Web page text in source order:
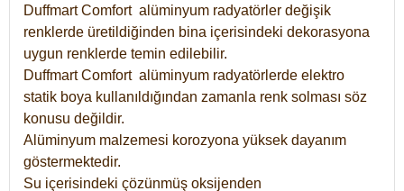
Duffmart Comfort alüminyum radyatörler değişik
renklerde üretildiğinden bina içerisindeki dekorasyona
uygun renklerde temin edilebilir.
DuffmartComfort alüminyum radyatörlerde elektro
statik boya kullanıldığından zamanla renk solması söz
konusu değildir.
Alüminyum malzemesi korozyona yüksek dayanım
göstermektedir.
Su içerisindeki çözünmüş oksijenden